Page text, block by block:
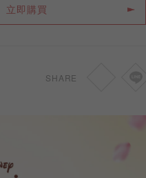
立即購買
SHARE